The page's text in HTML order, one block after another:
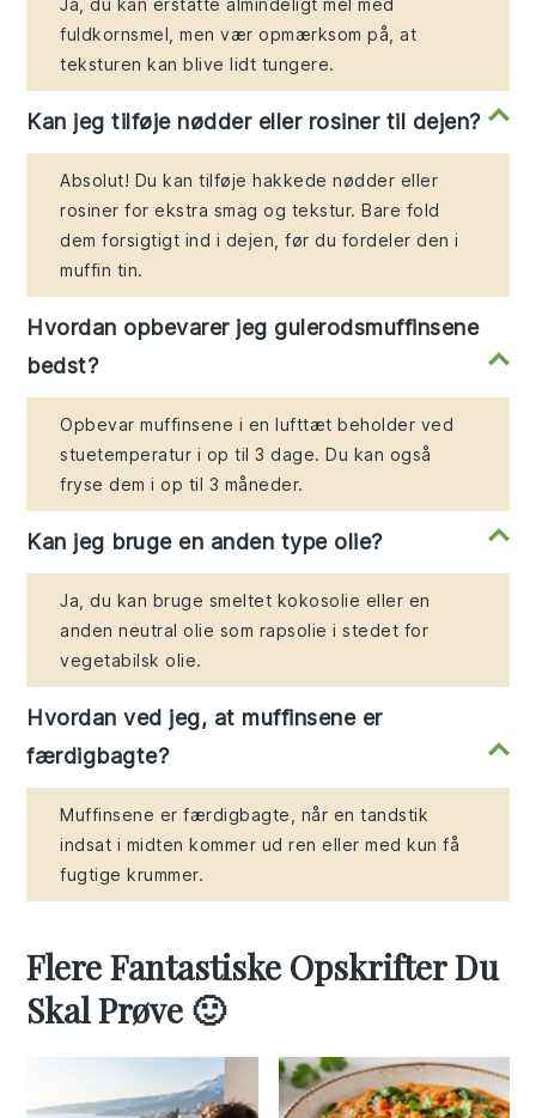
Ja, du kan erstatte almindeligt mel med
fuldkornsmel, men vær opmærksom på, at
teksturen kan blive lidt tungere.
Kan jeg tilføje nødder eller rosiner til dejen?
Absolut! Du kan tilføje hakkede nødder eller
rosiner for ekstra smag og tekstur. Bare fold
dem forsigtigt ind i dejen, før du fordeler den i
muffin tin.
Hvordan opbevarer jeg gulerodsmuffinsene
bedst?
Opbevar muffinsene i en lufttæt beholder ved
stuetemperatur i op til 3 dage. Du kan også
fryse dem i op til 3 måneder.
Kan jeg bruge en anden type olie?
Ja, du kan bruge smeltet kokosolie eller en
anden neutral olie som rapsolie i stedet for
vegetabilsk olie.
Hvordan ved jeg, at muffinsene er
færdigbagte?
Muffinsene er færdigbagte, når en tandstik
indsat i midten kommer ud ren eller med kun få
fugtige krummer.
Flere Fantastiske Opskrifter Du
Skal Prøve 🙂